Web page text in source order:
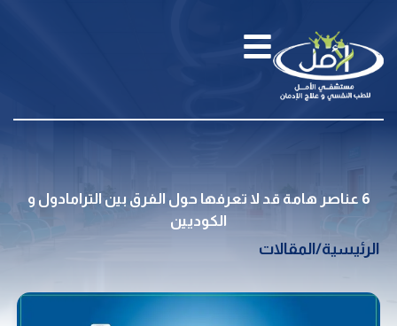
6 عناصر هامة قد لا تعرفها حول الفرق بين الترامادول و
الكوديين
الرئيسية/المقالات